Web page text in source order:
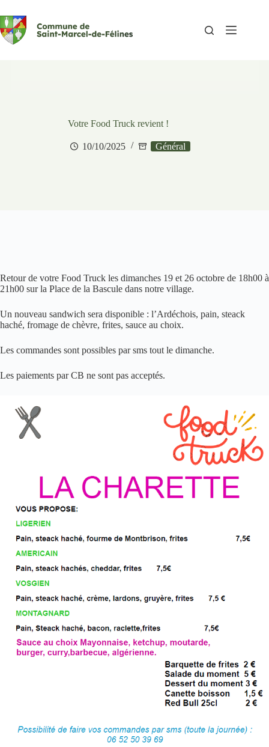
au
contenu
Votre Food Truck revient !
10/10/2025 Général
Retour de votre Food Truck les dimanches 19 et 26 octobre de 18h00 à
21h00 sur la Place de la Bascule dans notre village.
Un nouveau sandwich sera disponible : l’Ardéchois, pain, steack
haché, fromage de chèvre, frites, sauce au choix.
Les commandes sont possibles par sms tout le dimanche.
Les paiements par CB ne sont pas acceptés.